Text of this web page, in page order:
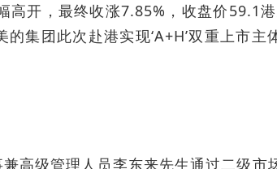
开，最终收涨7.85%，收盘价59.1港
集团此次赴港实现‘A+H’双重上市主
高级管理人员李东来先生通过二级市